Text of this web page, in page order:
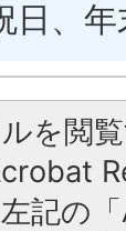
日、
を閲
記の